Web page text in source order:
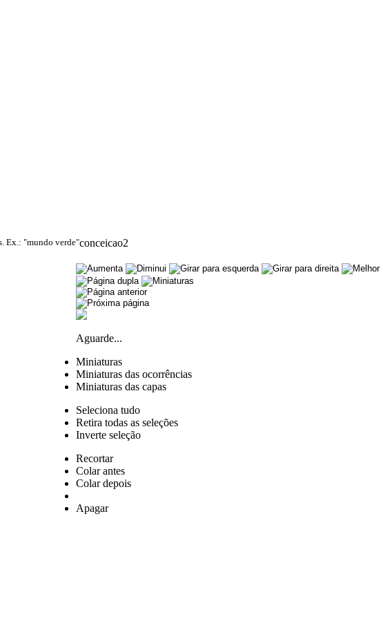
Ex.: "mundo verde"conceicao2
Aguarde...
Miniaturas
Miniaturas das ocorrências
Miniaturas das capas
Seleciona tudo
Retira todas as seleções
Inverte seleção
Recortar
Colar antes
Colar depois
Apagar